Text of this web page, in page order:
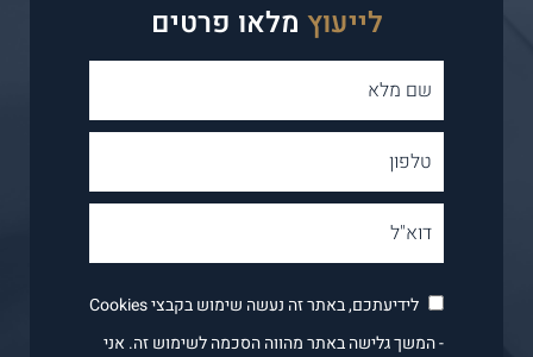
לייעוץ מלאו פרטים
לידיעתכם, באתר זה נעשה שימוש בקבצי Cookies
- המשך גלישה באתר מהווה הסכמה לשימוש זה. אני